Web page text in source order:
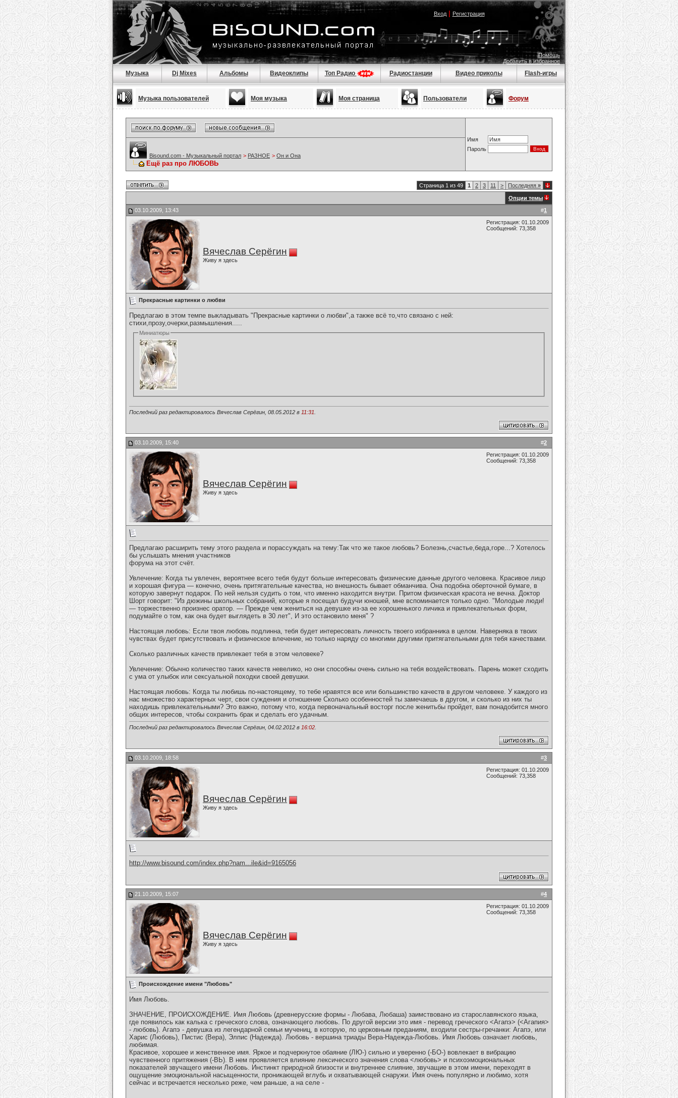
Вход| Регистрация
Помощь
Добавить в избранное
Музыка Dj Mixes Альбомы Видеоклипы Топ Радио Радиостанции Видео приколы Flash-игры
Музыка пользователей Моя музыка Моя страница Пользователи Форум
Имя
Пароль
Bisound.com - Музыкальный портал > РАЗНОЕ > Он и Она
Ещё раз про ЛЮБОВЬ
Страница 1 из 49 1 2 3 11 > Последняя »
Опции темы
#1
03.10.2009, 13:43
Вячеслав Серёгин
Живу я здесь
Регистрация: 01.10.2009
Сообщений: 73,358
Прекрасные картинки о любви
Предлагаю в этом темпе выкладывать "Прекрасные картинки о любви",а также всё то,что связано с ней:
стихи,прозу,очерки,размышления.....
Миниатюры
Последний раз редактировалось Вячеслав Серёгин, 08.05.2012 в 11:31
#2
03.10.2009, 15:40
Вячеслав Серёгин
Живу я здесь
Регистрация: 01.10.2009
Сообщений: 73,358
Предлагаю расширить тему этого раздела и порассуждать на тему:Так что же такое любовь? Болезнь,счастье,беда,горе...? Хотелось
бы услышать мнения участников
форума на этот счёт.
Увлечение: Когда ты увлечен, вероятнее всего тебя будут больше интересовать физические данные другого человека. Красивое лицо
и хорошая фигура — конечно, очень притягательные качества, но внешность бывает обманчива. Она подобна оберточной бумаге, в
которую завернут подарок. По ней нельзя судить о том, что именно находится внутри. Притом физическая красота не вечна. Доктор
Шорт говорит: "Из дюжины школьных собраний, которые я посещал будучи юношей, мне вспоминается только одно. "Молодые люди!
— торжественно произнес оратор. — Прежде чем жениться на девушке из-за ее хорошенького личика и привлекательных форм,
подумайте о том, как она будет выглядеть в 30 лет", И это остановило меня" ?
Настоящая любовь: Если твоя любовь подлинна, тебя будет интересовать личность твоего избранника в целом. Наверняка в твоих
чувствах будет присутствовать и физическое влечение, но только наряду со многими другими притягательными для тебя качествами.
Сколько различных качеств привлекает тебя в этом человеке?
Увлечение: Обычно количество таких качеств невелико, но они способны очень сильно на тебя воздействовать. Парень может сходить
с ума от улыбок или сексуальной походки своей девушки.
Настоящая любовь: Когда ты любишь по-настоящему, то тебе нравятся все или большинство качеств в другом человеке. У каждого из
нас множество характерных черт, свои суждения и отношение Сколько особенностей ты замечаешь в другом, и сколько из них ты
находишь привлекательными? Это важно, потому что, когда первоначальный восторг после женитьбы пройдет, вам понадобится много
общих интересов, чтобы сохранить брак и сделать его удачным.
Последний раз редактировалось Вячеслав Серёгин, 04.02.2012 в 16:02
#3
03.10.2009, 18:58
Вячеслав Серёгин
Живу я здесь
Регистрация: 01.10.2009
Сообщений: 73,358
http://www.bisound.com/index.php?nam...ile&id=9165056
#4
21.10.2009, 15:07
Вячеслав Серёгин
Живу я здесь
Регистрация: 01.10.2009
Сообщений: 73,358
Происхождение имени "Любовь"
Имя Любовь.
ЗНАЧЕНИЕ, ПРОИСХОЖДЕНИЕ. Имя Любовь (древнерусские формы - Любава, Любаша) заимствовано из старославянского языка,
где появилось как калька с греческого слова, означающего любовь. По другой версии это имя - перевод греческого <Агапэ> (<Агапия>
- любовь). Агапэ - девушка из легендарной семьи мучениц, в которую, по церковным преданиям, входили сестры-гречанки: Агапэ, или
Харис (Любовь), Пистис (Вера), Элпис (Надежда). Любовь - вершина триады Вера-Надежда-Любовь. Имя Любовь означает любовь,
любимая.
Красивое, хорошее и женственное имя. Яркое и подчеркнутое обаяние (ЛЮ-) сильно и уверенно (-БО-) вовлекает в вибрацию
чувственного притяжения (-ВЬ). В нем проявляется влияние лексического значения слова <любовь> и психоэмоциональных
показателей звучащего имени Любовь. Инстинкт природной близости и внутреннее слияние, звучащие в этом имени, переходят в
ощущение эмоциональной насыщенности, проникающей вглубь и охватывающей снаружи. Имя очень популярно и любимо, хотя
сейчас и встречается несколько реже, чем раньше, а на селе -